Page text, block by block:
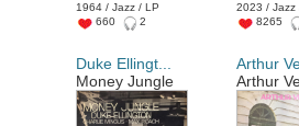
1964 / Jazz / LP
660
2
2023 / Jazz
8265
Duke Ellingt...
Money Jungle
Arthur
Arthur